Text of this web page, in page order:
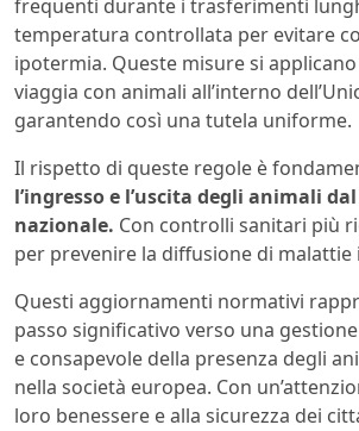
frequenti durante i trasferimenti
temperatura controllata per evitare
ipotermia. Queste misure si
viaggia con animali all’interno
garantendo così una tutela uniforme.
Il rispetto di queste regole è
l’ingresso e l’uscita degli animali
nazionale. Con controlli sanitari più
per prevenire la diffusione di malattie
Questi aggiornamenti normativi
passo significativo verso una
e consapevole della presenza degli
nella società europea. Con
loro benessere e alla sicurezza dei